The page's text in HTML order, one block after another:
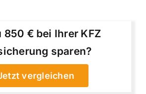
850 € bei Ihrer KFZ
sparen?
vergleichen